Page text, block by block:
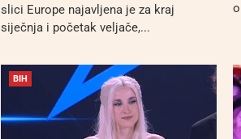
slici Europe najavljena je za kraj
siječnja i početak veljače,...
BIH